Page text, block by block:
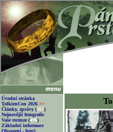
Úvodní stránka
TolkienCon 2026 >>
Články, zprávy (567)
Nejnovější fotografie
Vaše recenze (496)
Základní informace
Obsazení - herci